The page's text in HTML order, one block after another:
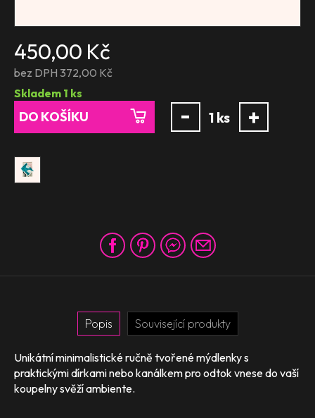
450,00 Kč
bez DPH 372,00 Kč
Skladem 1 ks
DO KOŠÍKU - 1 ks +
Popis Související produkty
Unikátní minimalistické ručně tvořené mýdlenky s
praktickými dírkami nebo kanálkem pro odtok vnese do vaší
koupelny svěží ambiente.